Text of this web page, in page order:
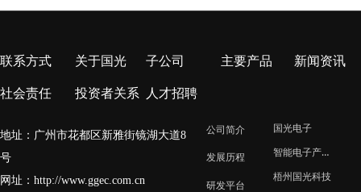
关于国光
公司简介
发展历程
研发平台
国光电子
智能电子产业园
梧州国光科技
子公司 新闻资讯
主要产品
投资者关系 人才招聘
地址：广州市花都区新雅街镜湖大道8
号
网址： http://www.ggec.com.cn
联系方式
社会责任